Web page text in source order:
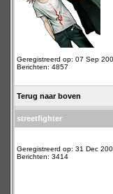
Geregistreerd op: 07 Sep
Berichten: 4857
Terug naar boven
streetfighter
Geregistreerd op: 31 Dec
Berichten: 3414